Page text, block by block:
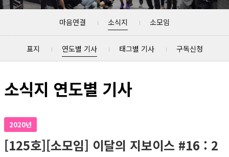
마음연결 소식지 소모임
표지 연도별 기사 태그별 기사 구독신청
소식지 연도별 기사
2020년
[125호][소모임] 이달의 지보이스 #16 : 2